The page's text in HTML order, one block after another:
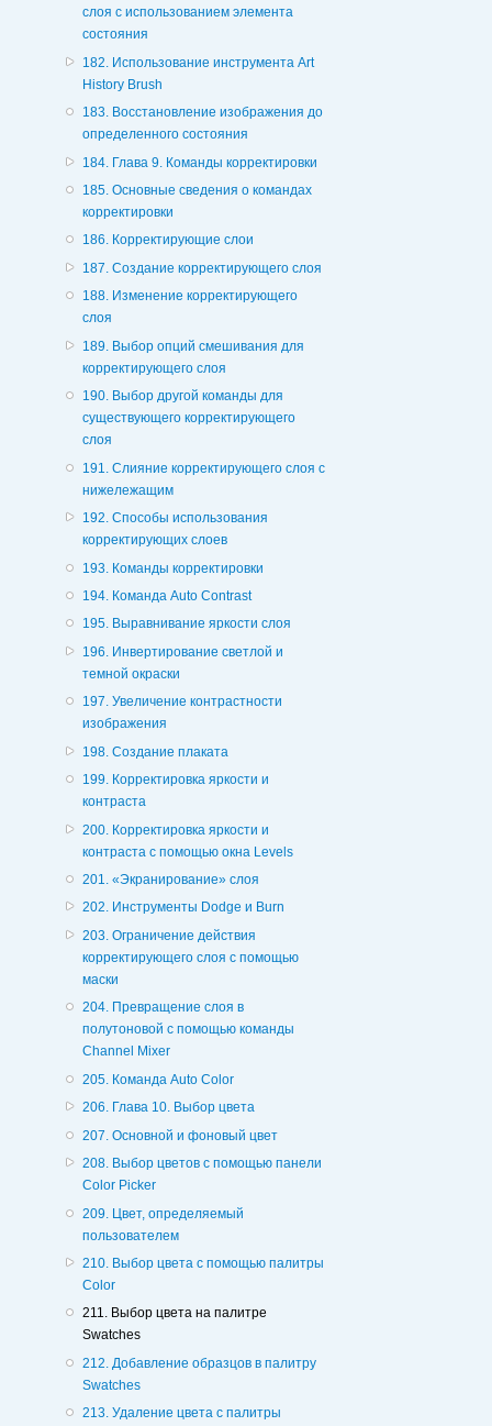
слоя с использованием элемента
состояния
182. Использование инструмента Art
History Brush
183. Восстановление изображения до
определенного состояния
184. Глава 9. Команды корректировки
185. Основные сведения о командах
корректировки
186. Корректирующие слои
187. Создание корректирующего слоя
188. Изменение корректирующего
слоя
189. Выбор опций смешивания для
корректирующего слоя
190. Выбор другой команды для
существующего корректирующего
слоя
191. Слияние корректирующего слоя с
нижележащим
192. Способы использования
корректирующих слоев
193. Команды корректировки
194. Команда Auto Contrast
195. Выравнивание яркости слоя
196. Инвертирование светлой и
темной окраски
197. Увеличение контрастности
изображения
198. Создание плаката
199. Корректировка яркости и
контраста
200. Корректировка яркости и
контраста с помощью окна Levels
201. «Экранирование» слоя
202. Инструменты Dodge и Burn
203. Ограничение действия
корректирующего слоя с помощью
маски
204. Превращение слоя в
полутоновой с помощью команды
Channel Mixer
205. Команда Auto Color
206. Глава 10. Выбор цвета
207. Основной и фоновый цвет
208. Выбор цветов с помощью панели
Color Picker
209. Цвет, определяемый
пользователем
210. Выбор цвета с помощью палитры
Color
211. Выбор цвета на палитре
Swatches
212. Добавление образцов в палитру
Swatches
213. Удаление цвета с палитры